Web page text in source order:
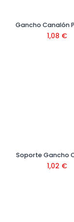
Gancho Canalón
1,08 €
Soporte Gancho
1,02 €